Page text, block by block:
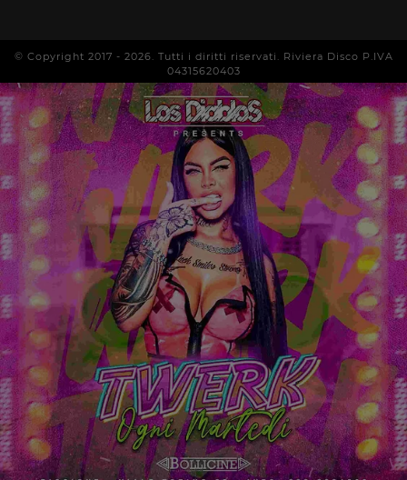
© Copyright 2017 - 2026 . Tutti i diritti riservati. Riviera Disco P.IVA
04315620403